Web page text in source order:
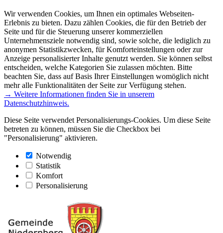
Wir verwenden Cookies, um Ihnen ein optimales Webseiten-
Erlebnis zu bieten. Dazu zählen Cookies, die für den Betrieb der
Seite und für die Steuerung unserer kommerziellen
Unternehmensziele notwendig sind, sowie solche, die lediglich zu
anonymen Statistikzwecken, für Komforteinstellungen oder zur
Anzeige personalisierter Inhalte genutzt werden. Sie können selbst
entscheiden, welche Kategorien Sie zulassen möchten. Bitte
beachten Sie, dass auf Basis Ihrer Einstellungen womöglich nicht
mehr alle Funktionalitäten der Seite zur Verfügung stehen.
→ Weitere Informationen finden Sie in unserem
Datenschutzhinweis.
Diese Seite verwendet Personalisierungs-Cookies. Um diese Seite
betreten zu können, müssen Sie die Checkbox bei
"Personalisierung" aktivieren.
Notwendig
Statistik
Komfort
Personalisierung